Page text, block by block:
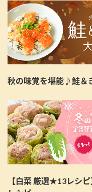
秋の味覚を堪能♪鮭＆
【白菜 厳選★13レシ